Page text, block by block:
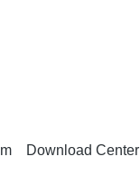
Download Center